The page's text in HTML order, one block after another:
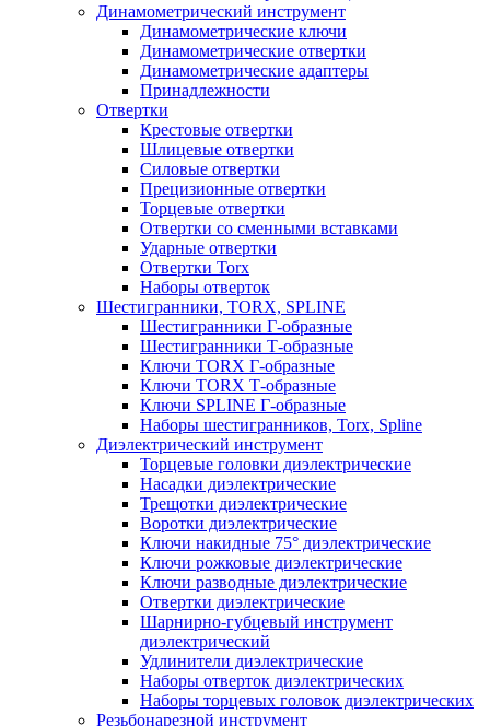
Динамометрический инструмент
Динамометрические ключи
Динамометрические отвертки
Динамометрические адаптеры
Принадлежности
Отвертки
Крестовые отвертки
Шлицевые отвертки
Силовые отвертки
Прецизионные отвертки
Торцевые отвертки
Отвертки со сменными вставками
Ударные отвертки
Отвертки Torx
Наборы отверток
Шестигранники, TORX, SPLINE
Шестигранники Г-образные
Шестигранники Т-образные
Ключи TORX Г-образные
Ключи TORX Т-образные
Ключи SPLINE Г-образные
Наборы шестигранников, Torx, Spline
Диэлектрический инструмент
Торцевые головки диэлектрические
Насадки диэлектрические
Трещотки диэлектрические
Воротки диэлектрические
Ключи накидные 75° диэлектрические
Ключи рожковые диэлектрические
Ключи разводные диэлектрические
Отвертки диэлектрические
Шарнирно-губцевый инструмент
диэлектрический
Удлинители диэлектрические
Наборы отверток диэлектрических
Наборы торцевых головок диэлектрических
Резьбонарезной инструмент